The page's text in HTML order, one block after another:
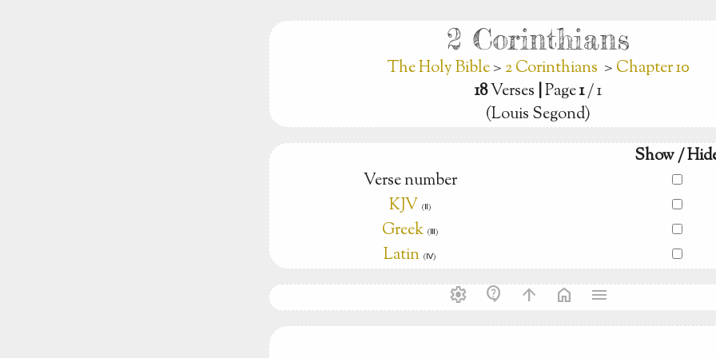
2 Corinthians
The Holy Bible>2 Corinthians > Chapter 10
18Verses |Page1/ 1
(Louis Segond)
Show /
Verse number
KJV (Ⅱ)
Greek (Ⅲ)
Latin (Ⅳ)
settings contact_support arrow_upward home menu